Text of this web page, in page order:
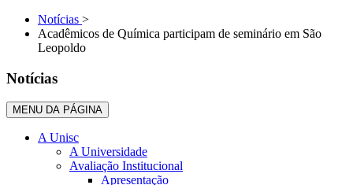
Notícias >
Acadêmicos de Química participam de seminário em São
Leopoldo
Notícias
MENU DA PÁGINA
A Unisc
A Universidade
Avaliação Institucional
Apresentação